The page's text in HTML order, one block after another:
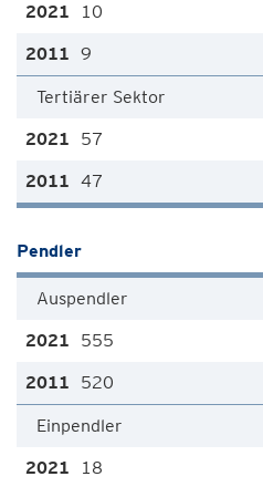
10
9
Tertiärer Sektor
57
47
Pendler
Auspendler
555
520
Einpendler
18